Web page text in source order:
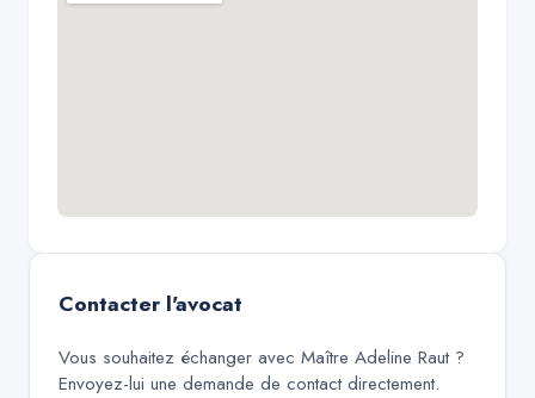
Contacter l'avocat
Vous souhaitez échanger avec Maître Adeline Raut?
Envoyez-lui une demande de contact directement.